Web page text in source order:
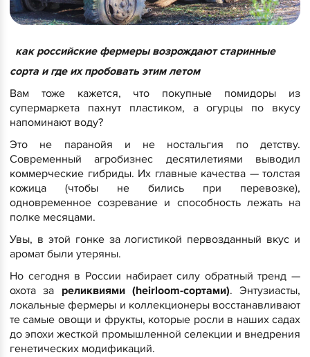
как российские фермеры возрождают старинные
сорта и где их пробовать этим летом
Вам тоже кажется, что покупные помидоры из
супермаркета пахнут пластиком, а огурцы по вкусу
напоминают воду?
Это не паранойя и не ностальгия по детству.
Современный агробизнес десятилетиями выводил
коммерческие гибриды. Их главные качества — толстая
кожица (чтобы не бились при перевозке),
одновременное созревание и способность лежать на
полке месяцами.
Увы, в этой гонке за логистикой первозданный вкус и
аромат были утеряны.
​Но сегодня в России набирает силу обратный тренд —
охота за реликвиями (heirloom-сортами). Энтузиасты,
локальные фермеры и коллекционеры восстанавливают
те самые овощи и фрукты, которые росли в наших садах
до эпохи жесткой промышленной селекции и внедрения
генетических модификаций.